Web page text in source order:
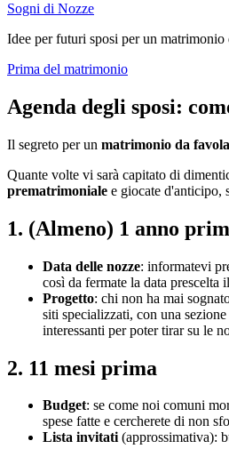
Sogni di Nozze
Idee per futuri sposi per un matrimonio
Prima del matrimonio
Agenda degli sposi:
Il segreto per un matrimonio da favola
Quante volte vi sarà capitato di
prematrimoniale e giocate d'anticipo,
1. (Almeno) 1 anno
Data delle nozze: informatevi
così da fermate la data
Progetto: chi non ha mai
siti specializzati, con una
interessanti per poter tirar su le
2. 11 mesi prima
Budget: se come noi comuni
spese fatte e cercherete di non
Lista invitati(approssimativa):